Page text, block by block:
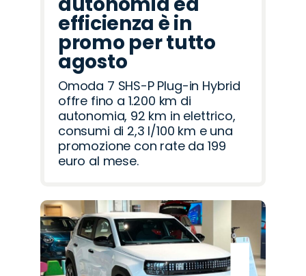
efficienza è in
promo per tutto
agosto
Omoda 7 SHS-P Plug-in Hybrid
offre fino a 1.200 km di
autonomia, 92 km in elettrico,
consumi di 2,3 l/100 km e una
promozione con rate da 199
euro al mese.